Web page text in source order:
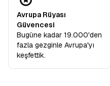
Avrupa Rüyası
Güvencesi
Bugüne kadar 19.000'den
fazla gezginle Avrupa'yı
keşfettik.